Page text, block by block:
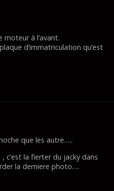
moteur à l’avant.
d’immatriculation qu’est
que les autre…..
c’est la fierter du jacky dans
la derniere photo….